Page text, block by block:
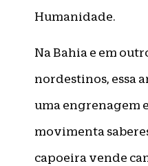
Humanidade.
Na Bahia e em
nordestinos, essa
uma engrenagem
movimenta
capoeira vende